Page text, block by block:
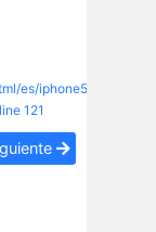
es/iphone5s/wp-
121